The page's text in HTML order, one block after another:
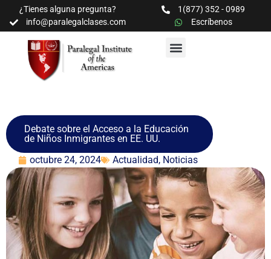
¿Tienes alguna pregunta?
1(877) 352 - 0989
info@paralegalclases.com
Escríbenos
Debate sobre el Acceso a la Educación
de Niños Inmigrantes en EE. UU.
octubre 24, 2024
Actualidad, Noticias